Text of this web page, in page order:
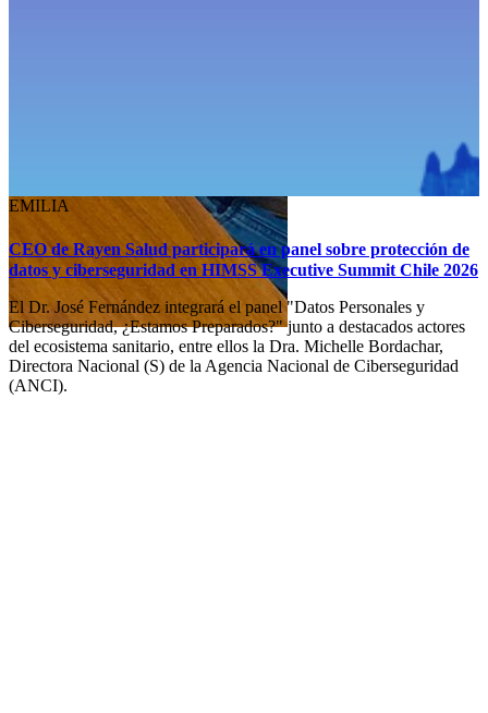
EMILIA
CEO de Rayen Salud participará en panel sobre protección de
datos y ciberseguridad en HIMSS Executive Summit Chile 2026
El Dr. José Fernández integrará el panel "Datos Personales y
Ciberseguridad, ¿Estamos Preparados?" junto a destacados actores
del ecosistema sanitario, entre ellos la Dra. Michelle Bordachar,
Directora Nacional (S) de la Agencia Nacional de Ciberseguridad
(ANCI).